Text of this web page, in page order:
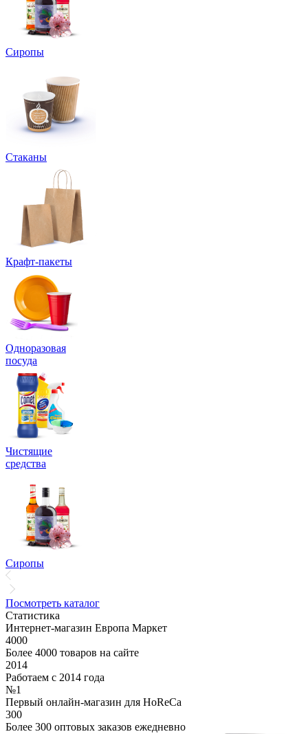
Сиропы
Стаканы
Крафт-пакеты
Одноразовая
посуда
Чистящие
средства
Сиропы
Посмотреть каталог
Статистика
Интернет-магазин Европа Маркет
4000
Более 4000 товаров на сайте
2014
Работаем с 2014 года
№1
Первый онлайн-магазин для HoReCa
300
Более 300 оптовых заказов ежедневно